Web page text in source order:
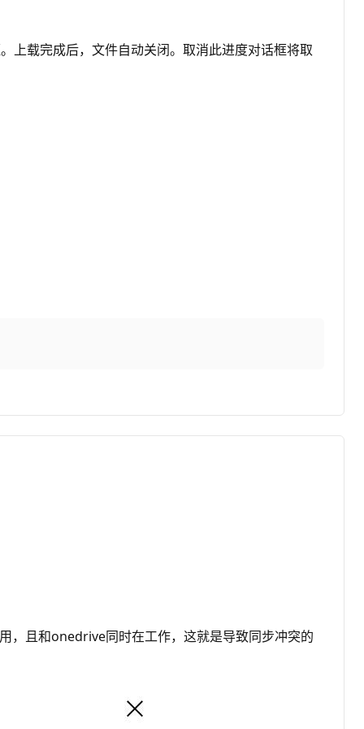
上载完成后，文件自动关闭。取消此进度对话框将取
，且和onedrive同时在工作，这就是导致同步冲突的